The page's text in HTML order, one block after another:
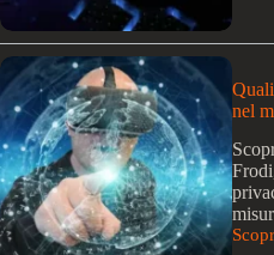
e’
alcuni
nel
Quali